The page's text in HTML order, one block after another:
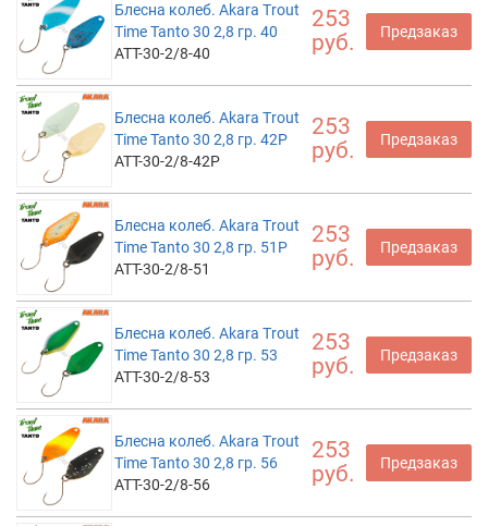
Блесна колеб. Akara Trout
Time Tanto 30 2,8 гр. 40
ATT-30-2/8-40
253
руб.
Предзаказ
Блесна колеб. Akara Trout
Time Tanto 30 2,8 гр. 42P
ATT-30-2/8-42P
253
руб.
Предзаказ
Блесна колеб. Akara Trout
Time Tanto 30 2,8 гр. 51P
ATT-30-2/8-51
253
руб.
Предзаказ
Блесна колеб. Akara Trout
Time Tanto 30 2,8 гр. 53
ATT-30-2/8-53
253
руб.
Предзаказ
Блесна колеб. Akara Trout
Time Tanto 30 2,8 гр. 56
ATT-30-2/8-56
253
руб.
Предзаказ